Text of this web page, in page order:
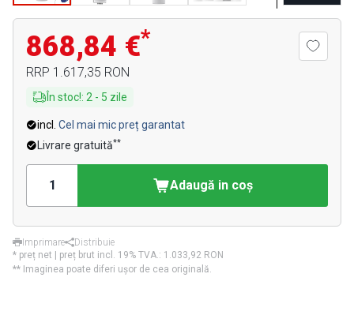
868,84 €*
RRP 1.617,35 RON
În stoc!: 2 - 5 zile
incl. Cel mai mic preț garantat
Livrare gratuită**
Adaugă in coş
Imprimare
Distribuie
* preț net | preț brut incl. 19% TVA.: 1.033,92 RON
** Imaginea poate diferi ușor de cea originală.